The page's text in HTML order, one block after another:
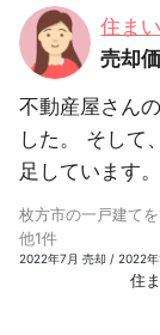
住ま
売却
不動産屋さん
した。 そして
足しています
枚方市の一戸建て
他1件
2022年7月 売却 / 2022年
住